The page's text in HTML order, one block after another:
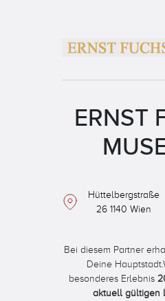
ERNST
Hüttelbergstraße
26 1140 Wien
Bei diesem Partner
Deine
besonderes Erlebnis
aktuell gültigen